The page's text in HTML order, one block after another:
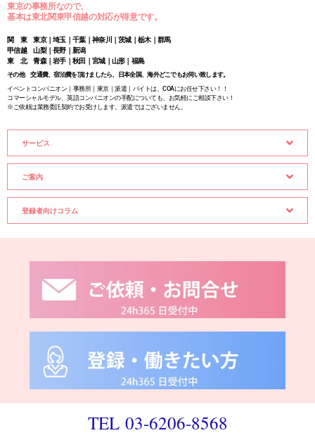
東京の事務所なので、
基本は東北関東甲信越の対応が得意です。
関 東 東京｜埼玉｜千葉｜神奈川｜茨城｜栃木｜群馬
甲信越 山梨｜長野｜新潟
東 北 青森｜岩手｜秋田｜宮城｜山形｜福島
その他 交通費、宿泊費を頂けましたら、日本全国、海外どこでもお伺い致します。
イベントコンパニオン｜事務所｜東京｜派遣｜バイトは、COAにお任せ下さい！！
コマーシャルモデル、英語コンパニオンの手配についても、お気軽にご相談下さい！
※ご依頼は業務委託契約でお受けします。派遣ではございません。
サービス
ご案内
登録者向けコラム
TEL 03-6206-8568